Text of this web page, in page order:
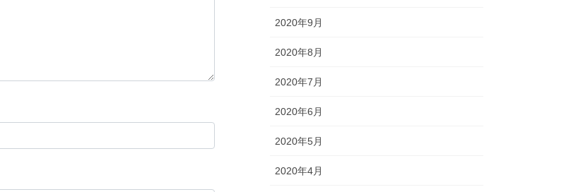
2020年9月
2020年8月
2020年7月
2020年6月
2020年5月
2020年4月